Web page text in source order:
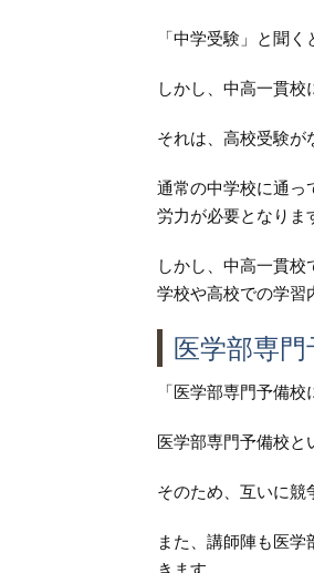
「中学受験」と聞
しかし、中高一貫校
それは、高校受験が
通常の中学校に通っ
労力が必要となりま
しかし、中高一貫
学校や高校での学習
医学部専門
「医学部専門予備
医学部専門予備校と
そのため、互いに競
また、講師陣も医